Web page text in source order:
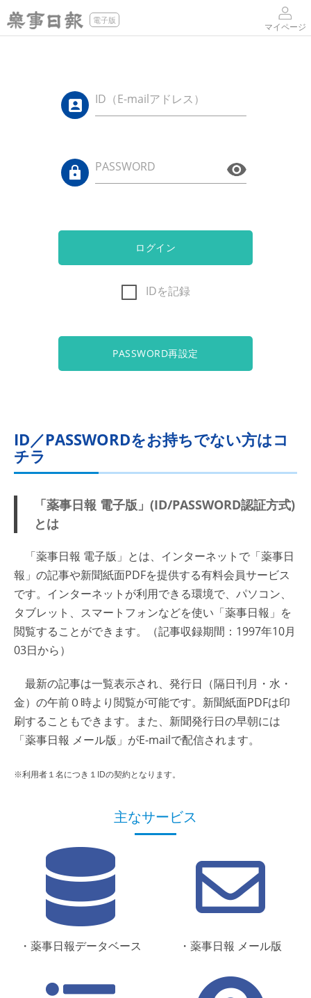
電子版
マイページ
ID（E-mailアドレス）
PASSWORD
ログイン
IDを記録
PASSWORD再設定
ID／PASSWORDをお持ちでない方はコ
チラ
「薬事日報 電子版」(ID/PASSWORD認証方式)
とは
「薬事日報 電子版」とは、インターネットで「薬事日
報」の記事や新聞紙面PDFを提供する有料会員サービス
です。インターネットが利用できる環境で、パソコン、
タブレット、スマートフォンなどを使い「薬事日報」を
閲覧することができます。（記事収録期間：1997年10月
03日から）
最新の記事は一覧表示され、発行日（隔日刊月・水・
金）の午前０時より閲覧が可能です。新聞紙面PDFは印
刷することもできます。また、新聞発行日の早朝には
「薬事日報 メール版」がE-mailで配信されます。
※利用者１名につき１IDの契約となります。
主なサービス
・薬事日報データベース ・薬事日報 メール版